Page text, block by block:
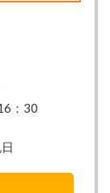
：30